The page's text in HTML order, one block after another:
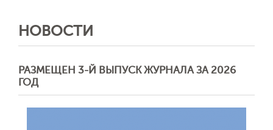
НОВОСТИ
РАЗМЕЩЕН 3-Й ВЫПУСК ЖУРНАЛА ЗА 2026
ГОД